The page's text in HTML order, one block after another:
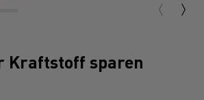
Kraftstoff sparen